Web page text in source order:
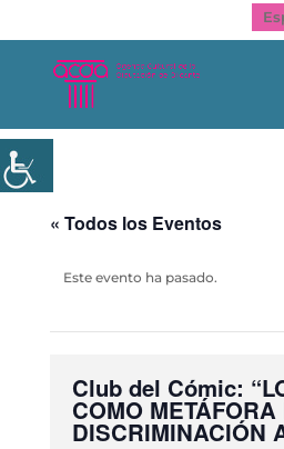
« Todos los Eventos
Este evento ha pasado.
Club del Cómic:
COMO
DISCRIMINACIÓN